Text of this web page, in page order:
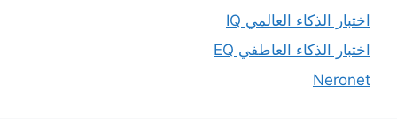
اختبار الذكاء العالمي IQ
اختبار الذكاء العاطفي EQ
Neronet